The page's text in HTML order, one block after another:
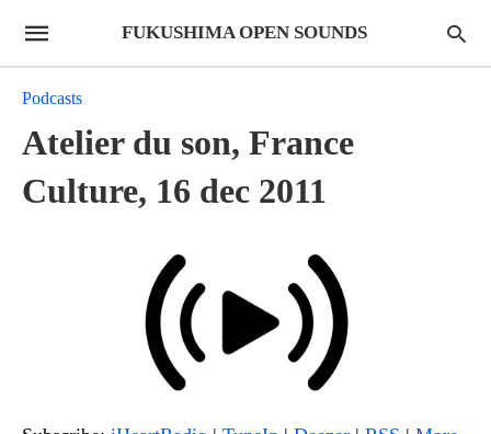
FUKUSHIMA OPEN SOUNDS
Podcasts
Atelier du son, France
Culture, 16 dec 2011